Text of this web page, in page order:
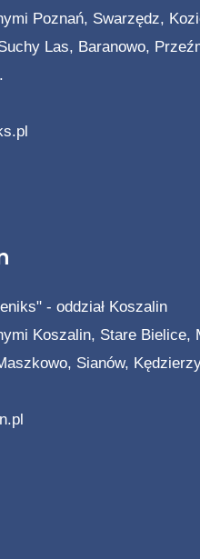
Poznań, Swarzędz,
Las, Baranowo,
- oddział Koszalin
Koszalin, Stare Bielice,
Sianów,